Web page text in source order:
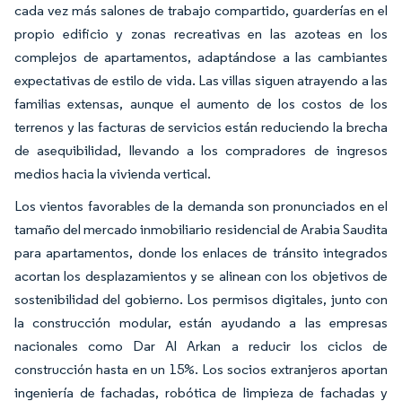
cada vez más salones de trabajo compartido, guarderías en el
propio edificio y zonas recreativas en las azoteas en los
complejos de apartamentos, adaptándose a las cambiantes
expectativas de estilo de vida. Las villas siguen atrayendo a las
familias extensas, aunque el aumento de los costos de los
terrenos y las facturas de servicios están reduciendo la brecha
de asequibilidad, llevando a los compradores de ingresos
medios hacia la vivienda vertical.
Los vientos favorables de la demanda son pronunciados en el
tamaño del mercado inmobiliario residencial de Arabia Saudita
para apartamentos, donde los enlaces de tránsito integrados
acortan los desplazamientos y se alinean con los objetivos de
sostenibilidad del gobierno. Los permisos digitales, junto con
la construcción modular, están ayudando a las empresas
nacionales como Dar Al Arkan a reducir los ciclos de
construcción hasta en un 15%. Los socios extranjeros aportan
ingeniería de fachadas, robótica de limpieza de fachadas y